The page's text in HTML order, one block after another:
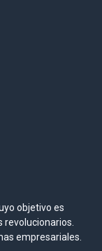
objetivo es
empresariales.